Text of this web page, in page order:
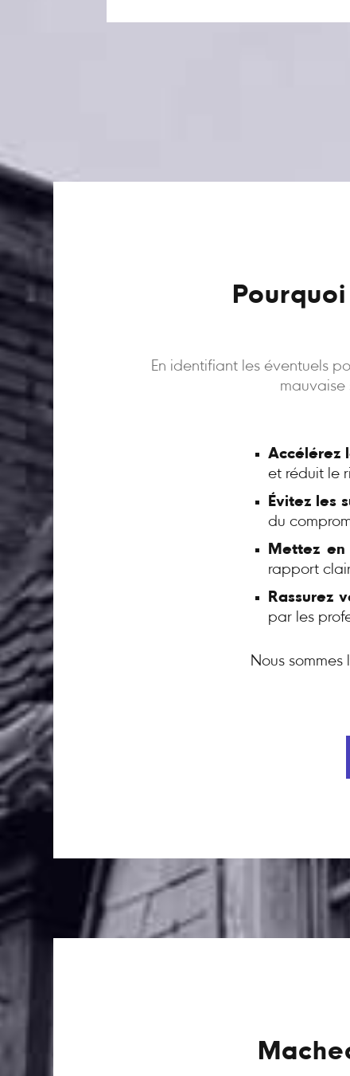
En identifiant les éventuels
mauvaise
Accélérez
et réduit le
Évitez les
du
Mettez
rapport
Rassurez
par les
Nous